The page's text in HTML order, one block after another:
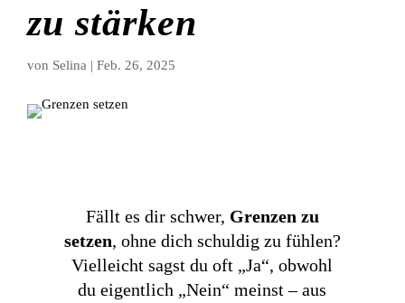
zu stärken
von Selina | Feb. 26, 2025
Fällt es dir schwer, Grenzen zu
setzen, ohne dich schuldig zu fühlen?
Vielleicht sagst du oft „Ja“, obwohl
du eigentlich „Nein“ meinst – aus